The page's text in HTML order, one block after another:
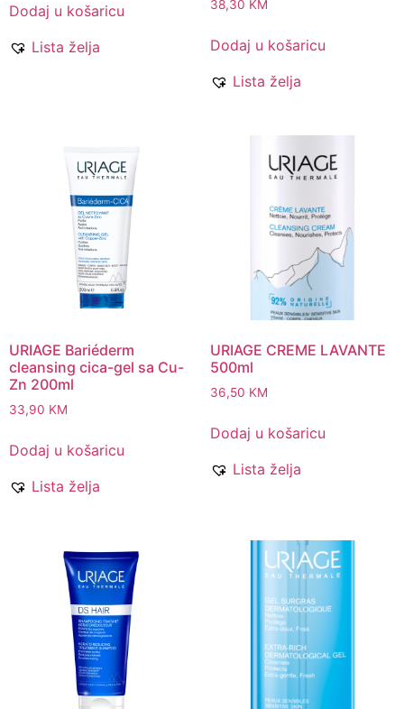
Dodaj u košaricu
Lista želja
38,30 KM
Dodaj u košaricu
Lista želja
URIAGE Bariéderm
cleansing cica-gel sa Cu-
Zn 200ml
33,90 KM
Dodaj u košaricu
Lista želja
URIAGE CREME LAVANTE
500ml
36,50 KM
Dodaj u košaricu
Lista želja